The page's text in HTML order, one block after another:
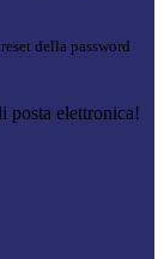
della password
posta elettronica!